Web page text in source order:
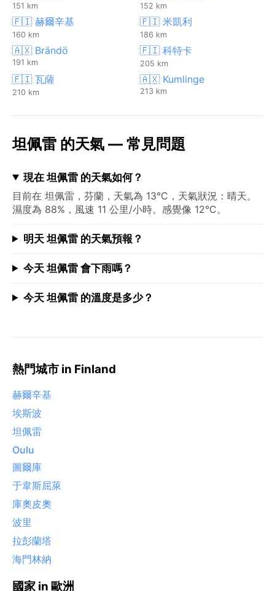
151 km 152 km
🇫🇮 赫爾辛基
160 km
🇫🇮 米凱利
186 km
🇦🇽 Brändö
191 km
🇫🇮 科特卡
205 km
🇫🇮 瓦薩
210 km
🇦🇽 Kumlinge
213 km
坦佩雷 的天氣 — 常見問題
現在 坦佩雷 的天氣如何？
目前在 坦佩雷，芬蘭，天氣為 13°C，天氣狀況：晴天。
濕度為 88%，風速 11 公里/小時。感覺像 12°C。
明天 坦佩雷 的天氣預報？
今天 坦佩雷 會下雨嗎？
今天 坦佩雷 的溫度是多少？
熱門城市 in Finland
赫爾辛基
埃斯波
坦佩雷
Oulu
圖爾庫
于韋斯屈萊
庫奧皮奧
波里
拉彭蘭塔
海門林納
國家 in 歐洲